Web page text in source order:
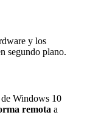
y los
segundo plano.
de Windows 10
remota a